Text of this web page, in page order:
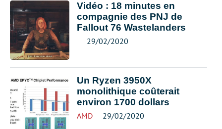
Vidéo : 18 minutes en
compagnie des PNJ de
Fallout 76 Wastelanders
29/02/2020
Un Ryzen 3950X
monolithique coûterait
environ 1700 dollars
AMD 29/02/2020